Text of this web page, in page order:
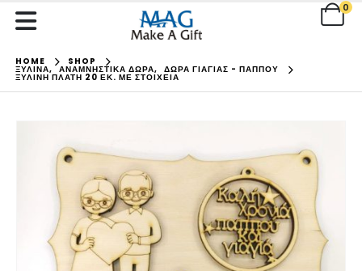
0
HOME SHOP
ΞΥΛΙΝΑ, ΑΝΑΜΝΗΣΤΙΚΑ ΔΩΡΑ, ΔΩΡΑ ΓΙΑΓΙΑΣ - ΠΑΠΠΟΥ
ΞΎΛΙΝΗ ΠΛΆΤΗ 20 ΕΚ. ΜΕ ΣΤΟΙΧΕΊΑ